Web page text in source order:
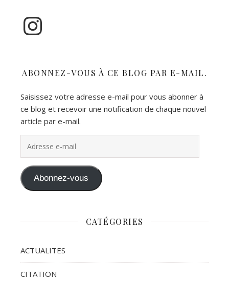
Instagram
ABONNEZ-VOUS À CE BLOG PAR E-MAIL.
Saisissez votre adresse e-mail pour vous abonner à
ce blog et recevoir une notification de chaque nouvel
article par e-mail.
Abonnez-vous
CATÉGORIES
ACTUALITES
CITATION